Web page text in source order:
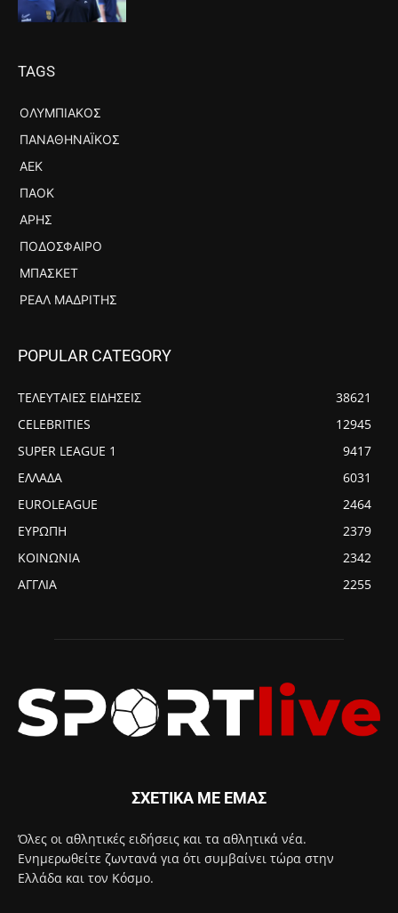
TAGS
ΟΛΥΜΠΙΑΚΌΣ
ΠΑΝΑΘΗΝΑΪΚΌΣ
ΑΕΚ
ΠΑΟΚ
ΆΡΗΣ
ΠΟΔΌΣΦΑΙΡΟ
ΜΠΆΣΚΕΤ
ΡΕΆΛ ΜΑΔΡΊΤΗΣ
POPULAR CATEGORY
ΤΕΛΕΥΤΑΙΕΣ ΕΙΔΗΣΕΙΣ
38621
CELEBRITIES
12945
SUPER LEAGUE 1
9417
ΕΛΛΑΔΑ
6031
EUROLEAGUE
2464
ΕΥΡΩΠΗ
2379
ΚΟΙΝΩΝΙΑ
2342
ΑΓΓΛΙΑ
2255
ΣΧΕΤΙΚΑ ΜΕ ΕΜΑΣ
Όλες οι αθλητικές ειδήσεις και τα αθλητικά νέα.
Ενημερωθείτε ζωντανά για ότι συμβαίνει τώρα στην
Ελλάδα και τον Κόσμο.